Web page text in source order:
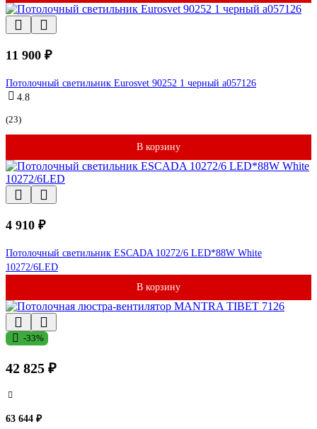
11 900 ₽
Потолочный светильник Eurosvet 90252 1 черный a057126
4.8
(23)
В корзину
4 910 ₽
Потолочный светильник ESCADA 10272/6 LED*88W White
10272/6LED
В корзину
-33%
42 825 ₽
63 644 ₽